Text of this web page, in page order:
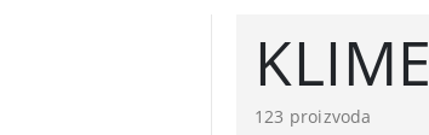
KLIME
123 proizvoda